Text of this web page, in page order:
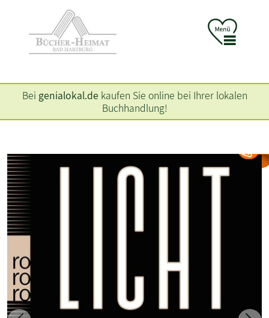
Bei genialokal.de kaufen Sie online bei Ihrer lokalen
Buchhandlung!